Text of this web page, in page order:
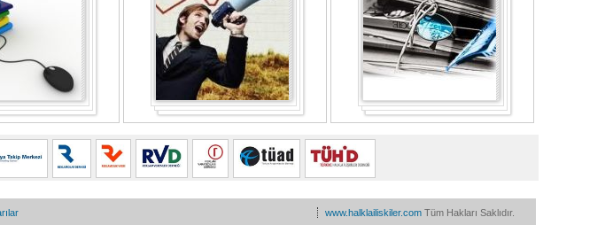
www.halklailiskiler.com Tüm Hakları Saklıdır.